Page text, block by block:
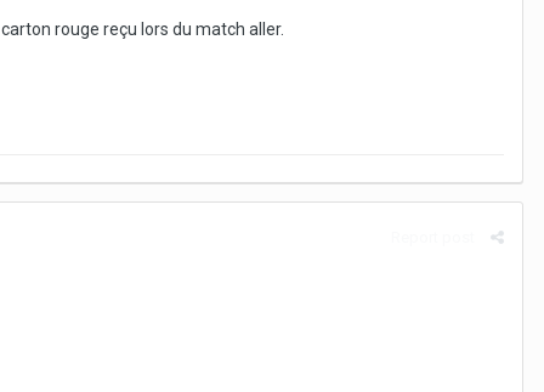
rouge reçu lors du match aller.